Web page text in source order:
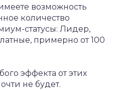
возможность
количество
статусы: Лидер,
примерно от 100
эффекта от этих
не будет.